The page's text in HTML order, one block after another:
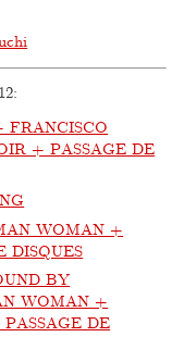
+ PASSAGE DE
WOMAN +
DISQUES
BY
WOMAN +
DE